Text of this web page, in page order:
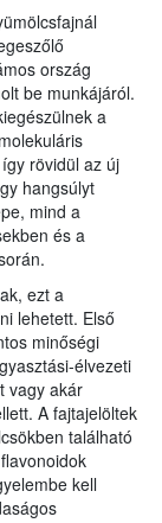
ország
be munkájáról.
a
rövidül az új
hangsúlyt
mind a
és a
ezt a
lehetett. Első
minőségi
élvezeti
vagy akár
A fajtajelöltek
található
kell